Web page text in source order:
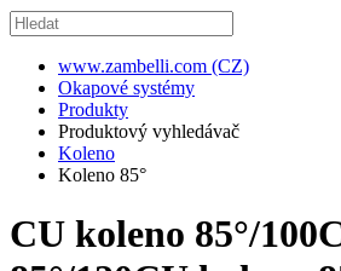
www.zambelli.com (CZ)
Okapové systémy
Produkty
Produktový vyhledávač
Koleno
Koleno 85°
CU koleno 85°/100